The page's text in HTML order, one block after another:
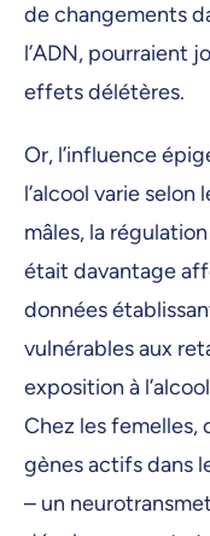
de changements
l’ADN, pourraient
effets délétères.
Or, l’influence
l’alcool varie selon
mâles, la
était davantage
données
vulnérables aux
exposition à
Chez les femelles,
gènes actifs dans
– un